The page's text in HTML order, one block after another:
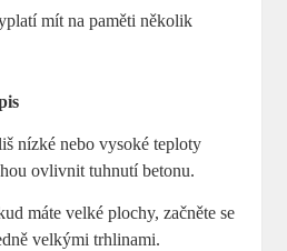
mít na paměti několik
nízké nebo vysoké teploty
ovlivnit tuhnutí betonu.
máte velké plochy, začněte se
velkými trhlinami.